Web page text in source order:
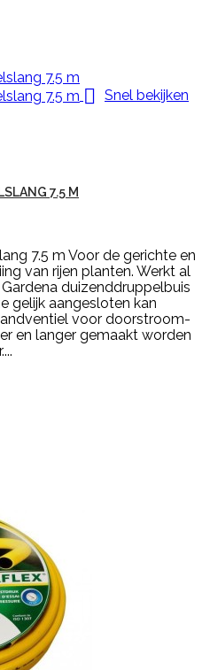
 Snel bekijken
7.5 M
7.5 m Voor de gerichte en
van rijen planten. Werkt al
duizenddruppelbuis
gelijk aangesloten kan
voor doorstroom-
en langer gemaakt worden